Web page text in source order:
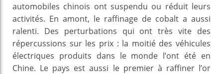
automobiles chinois ont suspendu ou réduit leurs
activités. En amont, le raffinage de cobalt a aussi
ralenti. Des perturbations qui ont très vite des
répercussions sur les prix : la moitié des véhicules
électriques produits dans le monde l’ont été en
Chine. Le pays est aussi le premier à raffiner l’or